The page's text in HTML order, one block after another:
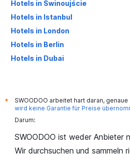
Hotels in Świnoujście
Hotels in Istanbul
Hotels in London
Hotels in Berlin
Hotels in Dubai
*
SWOODOO arbeitet hart daran,
wird keine Garantie für Preise
Darum:
SWOODOO ist weder Anbieter
Wir durchsuchen und sammeln